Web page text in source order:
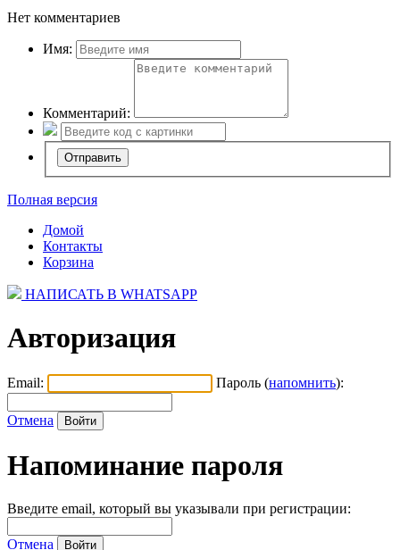
Нет комментариев
Имя:
Комментарий:
Полная версия
Домой
Контакты
Корзина
НАПИСАТЬ В WHATSAPP
Авторизация
Email: Пароль (напомнить):
Отмена
Напоминание пароля
Введите email, который вы указывали при регистрации:
Отмена